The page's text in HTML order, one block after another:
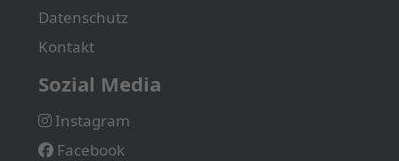
Datenschutz
Kontakt
Sozial Media
Instagram
Facebook